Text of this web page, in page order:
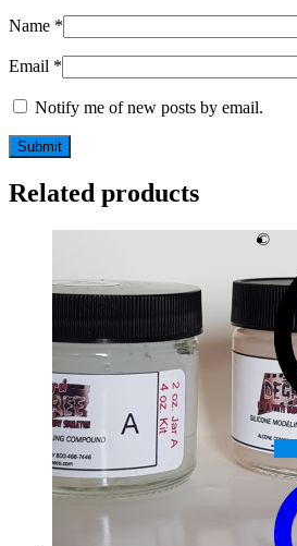
Name *
Email *
Notify me of new posts by email.
Related products
©